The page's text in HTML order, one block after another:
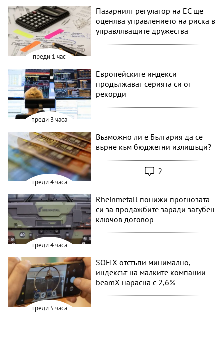
преди 1 час
Пазарният регулатор на ЕС ще
оценява управлението на риска в
управляващите дружества
преди 3 часа
Европейските индекси
продължават серията си от
рекорди
преди 4 часа
Възможно ли е България да се
върне към бюджетни излишъци?
2
преди 4 часа
Rheinmetall понижи прогнозата
си за продажбите заради загубен
ключов договор
преди 5 часа
SOFIX отстъпи минимално,
индексът на малките компании
beamX нарасна с 2,6%